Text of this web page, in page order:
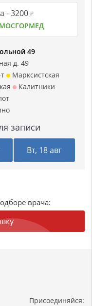
-3200 ₽
МОСГОРМЕД
49
д. 49
Марксистская
Калитники
записи
Вт, 18 авг
врача:
Присоединяйся: